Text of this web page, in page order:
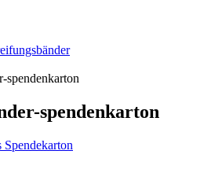
spendenkarton
spendenkarton